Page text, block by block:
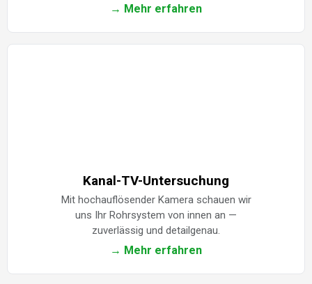
→ Mehr erfahren
Kanal-TV-Untersuchung
Mit hochauflösender Kamera schauen wir
uns Ihr Rohrsystem von innen an —
zuverlässig und detailgenau.
→ Mehr erfahren